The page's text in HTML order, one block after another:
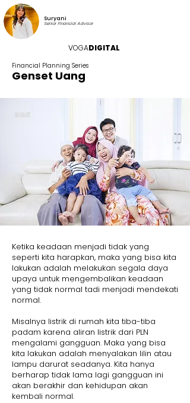
VOGADIGITAL
Suryani
Senior Financial Advisor
Financial Planning Series
Genset Uang
Ketika keadaan menjadi tidak yang
seperti kita harapkan, maka yang bisa kita
lakukan adalah melakukan segala daya
upaya untuk mengembalikan keadaan
yang tidak normal tadi menjadi mendekati
normal.
Misalnya listrik di rumah kita tiba-tiba
padam karena aliran listrik dari PLN
mengalami gangguan. Maka yang bisa
kita lakukan adalah menyalakan lilin atau
lampu darurat seadanya. Kita hanya
berharap tidak lama lagi gangguan ini
akan berakhir dan kehidupan akan
kembali normal.